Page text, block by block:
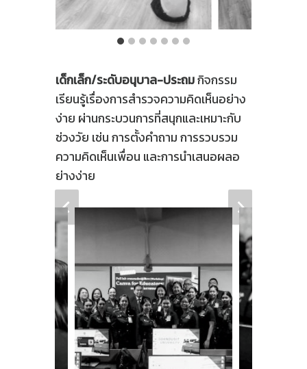
เด็กเล็ก/ระดับอนุบาล-ประถมกิจกรรม
เรียนรู้เรื่องการสำรวจความคิดเห็นอย่าง
ง่าย ผ่านกระบวนการที่สนุกและเหมาะกับ
ช่วงวัย เช่น การตั้งคำถาม การรวบรวม
ความคิดเห็นเพื่อน และการนำเสนอผลอ
ย่างง่าย